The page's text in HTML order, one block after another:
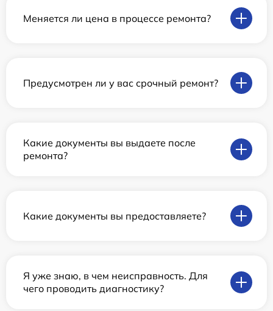
Меняется ли цена в процессе ремонта?
Предусмотрен ли у вас срочный ремонт?
Какие документы вы выдаете после
ремонта?
Какие документы вы предоставляете?
Я уже знаю, в чем неисправность. Для
чего проводить диагностику?